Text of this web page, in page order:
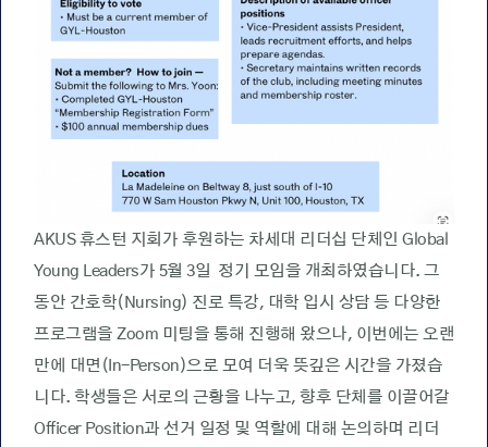
AKUS 휴스턴 지회가 후원하는 차세대 리더십 단체인 Global
Young Leaders가 5월 3일 정기 모임을 개최하였습니다. 그
동안 간호학(Nursing) 진로 특강, 대학 입시 상담 등 다양한
프로그램을 Zoom 미팅을 통해 진행해 왔으나, 이번에는 오랜
만에 대면(In-Person)으로 모여 더욱 뜻깊은 시간을 가졌습
니다. 학생들은 서로의 근황을 나누고, 향후 단체를 이끌어갈
Officer Position과 선거 일정 및 역할에 대해 논의하며 리더